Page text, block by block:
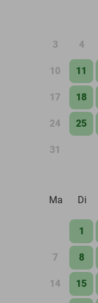
3 4
10 11
17 18
24 25
31
Ma
Di
1
7 8
14 15